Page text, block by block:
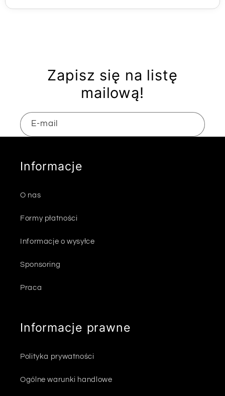
Zapisz się na listę
mailową!
E-mail
Informacje
O nas
Formy płatności
Informacje o wysyłce
Sponsoring
Praca
Informacje prawne
Polityka prywatności
Ogólne warunki handlowe